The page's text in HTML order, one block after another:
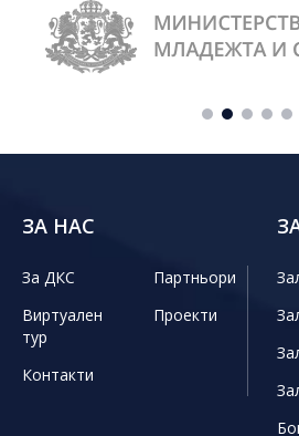
ЗА НАС
За ДКС
Партньори
Виртуален
тур
Проекти
Контакти